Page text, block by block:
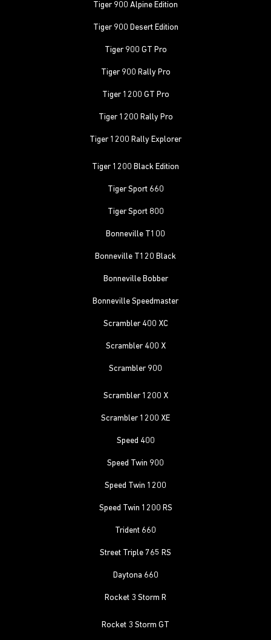
Tiger 900 Alpine Edition
Tiger 900 Desert Edition
Tiger 900 GT Pro
Tiger 900 Rally Pro
Tiger 1200 GT Pro
Tiger 1200 Rally Pro
Tiger 1200 Rally Explorer
Tiger 1200 Black Edition
Tiger Sport 660
Tiger Sport 800
Bonneville T100
Bonneville T120 Black
Bonneville Bobber
Bonneville Speedmaster
Scrambler 400 XC
Scrambler 400 X
Scrambler 900
Scrambler 1200 X
Scrambler 1200 XE
Speed 400
Speed Twin 900
Speed Twin 1200
Speed Twin 1200 RS
Trident 660
Street Triple 765 RS
Daytona 660
Rocket 3 Storm R
Rocket 3 Storm GT